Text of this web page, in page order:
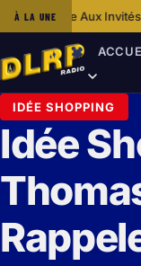
À LA UNEÀ Walt Disney
IDÉE SHOPPING
Idée